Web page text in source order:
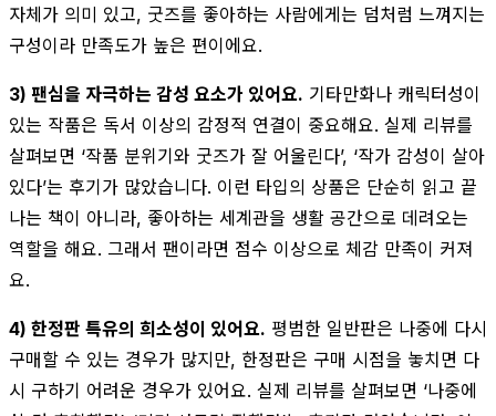
자체가 의미 있고, 굿즈를 좋아하는 사람에게는 덤처럼 느껴지는
구성이라 만족도가 높은 편이에요.
3) 팬심을 자극하는 감성 요소가 있어요. 기타만화나 캐릭터성이
있는 작품은 독서 이상의 감정적 연결이 중요해요. 실제 리뷰를
살펴보면 ‘작품 분위기와 굿즈가 잘 어울린다’, ‘작가 감성이 살아
있다’는 후기가 많았습니다. 이런 타입의 상품은 단순히 읽고 끝
나는 책이 아니라, 좋아하는 세계관을 생활 공간으로 데려오는
역할을 해요. 그래서 팬이라면 점수 이상으로 체감 만족이 커져
요.
4) 한정판 특유의 희소성이 있어요. 평범한 일반판은 나중에 다시
구매할 수 있는 경우가 많지만, 한정판은 구매 시점을 놓치면 다
시 구하기 어려운 경우가 있어요. 실제 리뷰를 살펴보면 ‘나중에